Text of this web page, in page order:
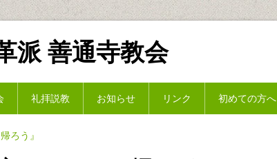
派 善通寺教会
ろう』
礼拝説教 お知らせ リンク 初めての方へ